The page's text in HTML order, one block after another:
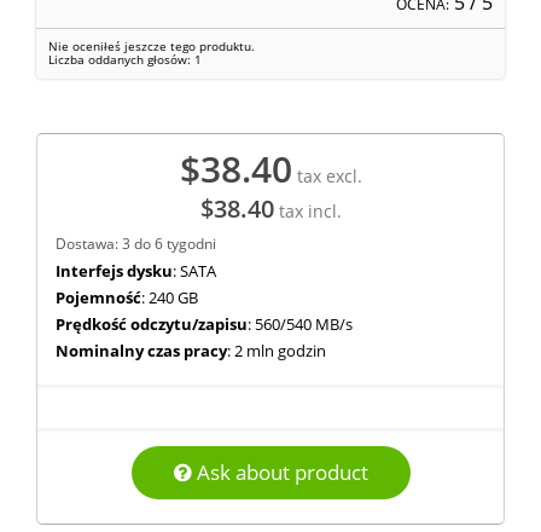
OCENA:
Nie oceniłeś jeszcze tego produktu.
Liczba oddanych głosów: 1
$38.40 tax excl.
$38.40tax incl.
Dostawa: 3 do 6 tygodni
Interfejs dysku: SATA
Pojemność: 240 GB
Prędkość odczytu/zapisu: 560/540 MB/s
Nominalny czas pracy: 2 mln godzin
Ask about product